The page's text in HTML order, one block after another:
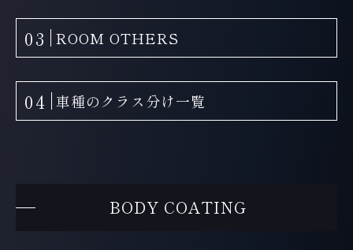
03 ROOM OTHERS
04 車種のクラス分け一覧
BODY COATING